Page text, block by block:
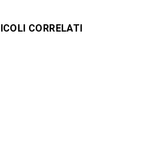
CORRELATI